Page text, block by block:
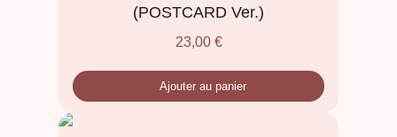
(POSTCARD Ver.)
23,00 €
Ajouter au panier